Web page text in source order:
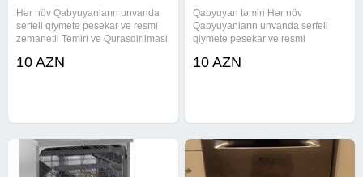
Hər növ Qabyuyanların unvanda
serfeli qiymete pesekar ve resmi
zemanetli Temiri ve Qurasdirilmasi
Qabyuyan temiri qabyuyan təmiri
10 AZN
Qabyuyan təmiri Hər növ
Qabyuyanların unvanda serfeli
qiymete pesekar ve resmi
Unvanda temir Ucuz ve etibarlı
10 AZN